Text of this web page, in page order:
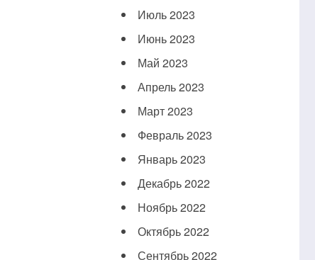
Июль 2023
Июнь 2023
Май 2023
Апрель 2023
Март 2023
Февраль 2023
Январь 2023
Декабрь 2022
Ноябрь 2022
Октябрь 2022
Сентябрь 2022